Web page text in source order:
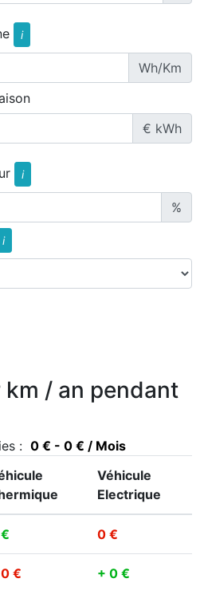
i
Wh/Km
€ kWh
i
%
i
/ an pendant
: 0 € - 0 € / Mois
Véhicule
Electrique
0 €
€ + 0 €